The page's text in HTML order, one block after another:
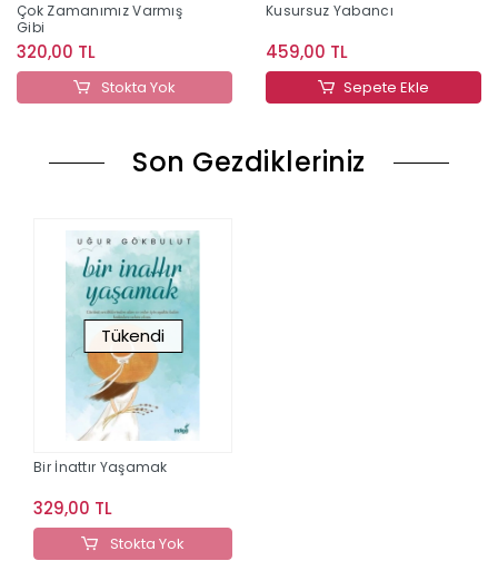
Çok Zamanımız Varmış
Gibi
320,00 TL
Stokta Yok
Kusursuz Yabancı
459,00 TL
Sepete Ekle
Son Gezdikleriniz
Tükendi
Bir İnattır Yaşamak
329,00 TL
Stokta Yok